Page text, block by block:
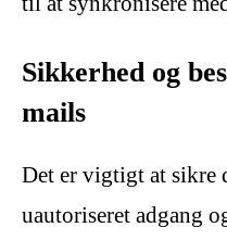
Sikkerhed og
mails
Det er vigtigt at sikre
uautoriseret adgang